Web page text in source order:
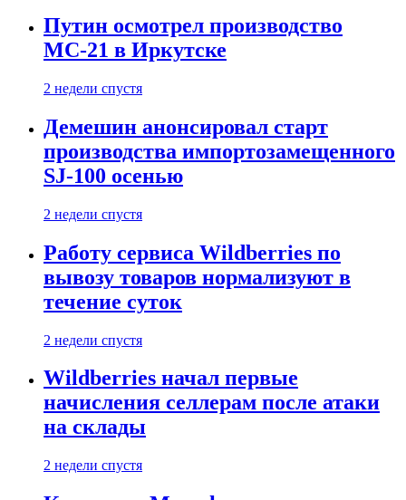
Путин осмотрел производство
МС-21 в Иркутске
2 недели спустя
Демешин анонсировал старт
производства импортозамещенного
SJ-100 осенью
2 недели спустя
Работу сервиса Wildberries по
вывозу товаров нормализуют в
течение суток
2 недели спустя
Wildberries начал первые
начисления селлерам после атаки
на склады
2 недели спустя